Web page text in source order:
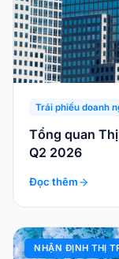
Trái phiếu doanh
Tổng quan
Q2 2026
Đọc thêm
NHẬN ĐỊNH THỊ